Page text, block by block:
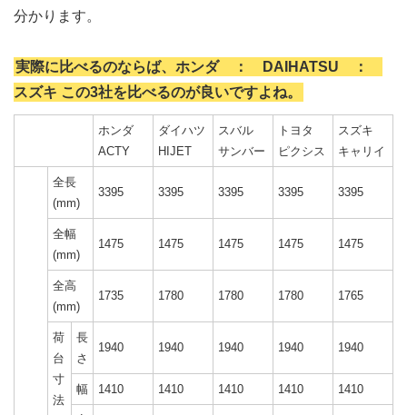
分かります。
実際に比べるのならば、ホンダ ： DAIHATSU ：
スズキ この3社を比べるのが良いですよね。
ホンダ
ACTY
ダイハツ
HIJET
スバル
サンバー
トヨタ
ピクシス
スズキ
キャリイ
全長
(mm)
3395 3395 3395 3395 3395
全幅
(mm)
1475 1475 1475 1475 1475
全高
(mm)
1735 1780 1780 1780 1765
荷
台
寸
法
長
さ
1940 1940 1940 1940 1940
幅 1410 1410 1410 1410 1410